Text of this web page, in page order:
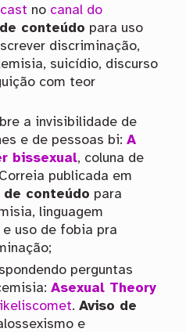
no canal do
conteúdo para uso
discriminação,
suicídio, discurso
com teor
a invisibilidade de
e de pessoas bi:A
bissexual, coluna de
publicada em
de conteúdo para
linguagem
uso de fobia pra
perguntas
Asexual Theory
.Aviso de
e